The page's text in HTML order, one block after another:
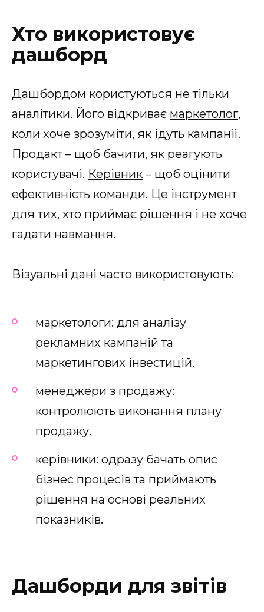
Хто використовує
дашборд
Дашбордом користуються не тільки
аналітики. Його відкриває маркетолог,
коли хоче зрозуміти, як ідуть кампанії.
Продакт – щоб бачити, як реагують
користувачі. Керівник – щоб оцінити
ефективність команди. Це інструмент
для тих, хто приймає рішення і не хоче
гадати навмання.
Візуальні дані часто використовують:
маркетологи: для аналізу
рекламних кампаній та
маркетингових інвестицій.
менеджери з продажу:
контролюють виконання плану
продажу.
керівники: одразу бачать опис
бізнес процесів та приймають
рішення на основі реальних
показників.
Дашборди для звітів